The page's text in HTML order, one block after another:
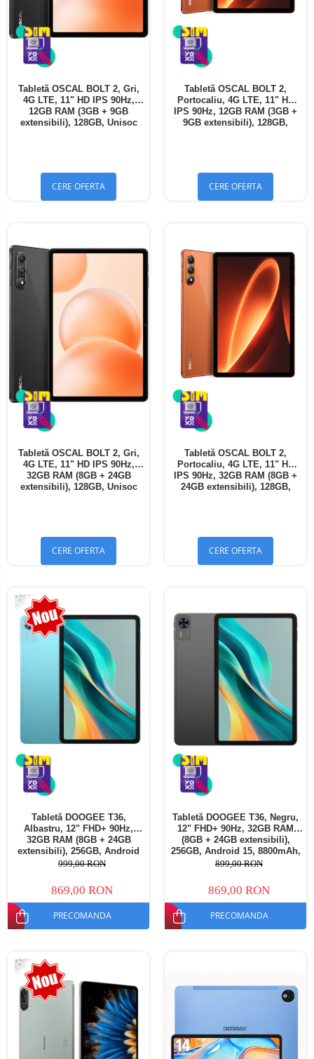
Tabletă OSCAL BOLT 2, Gri,
4G LTE, 11" HD IPS 90Hz,
12GB RAM (3GB + 9GB
extensibili), 128GB, Unisoc
CERE OFERTA
Tabletă OSCAL BOLT 2,
Portocaliu, 4G LTE, 11" HD
IPS 90Hz, 12GB RAM (3GB +
9GB extensibili), 128GB,
CERE OFERTA
Tabletă OSCAL BOLT 2, Gri,
4G LTE, 11" HD IPS 90Hz,
32GB RAM (8GB + 24GB
extensibili), 128GB, Unisoc
CERE OFERTA
Tabletă OSCAL BOLT 2,
Portocaliu, 4G LTE, 11" HD
IPS 90Hz, 32GB RAM (8GB +
24GB extensibili), 128GB,
CERE OFERTA
-13%
Tabletă DOOGEE T36,
Albastru, 12" FHD+ 90Hz,
32GB RAM (8GB + 24GB
extensibili), 256GB, Android
15, 8800mAh, Dual SIM
999,00 RON
869,00 RON
PRECOMANDA
Tabletă DOOGEE T36, Negru,
12" FHD+ 90Hz, 32GB RAM
(8GB + 24GB extensibili),
256GB, Android 15, 8800mAh,
Dual SIM
899,00 RON
869,00 RON
PRECOMANDA
-18%